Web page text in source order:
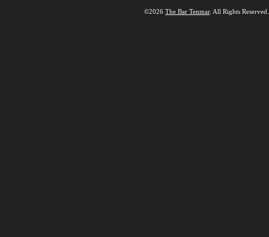
©2026 The Bar Tenmar. All Rights Reserved.